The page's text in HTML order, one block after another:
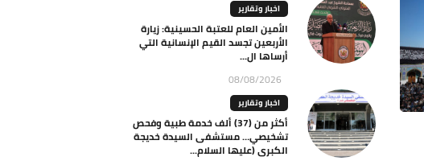
اخبار وتقارير
الأمين العام للعتبة الحسينية: زيارة
الأربعين تجسد القيم الإنسانية التي
أرساها ال...
08/08/2026
اخبار وتقارير
أكثر من (37) ألف خدمة طبية وفحص
تشخيصي… مستشفى السيدة خديجة
الكبرى (عليها السلام...